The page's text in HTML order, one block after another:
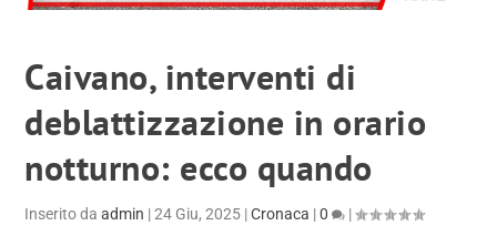
Caivano, interventi di
deblattizzazione in orario
notturno: ecco quando
Inserito daadmin |24 Giu, 2025 |Cronaca |0 |